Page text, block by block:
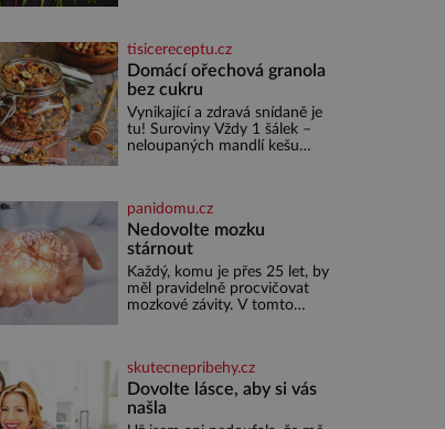
bílá, někdy dokonce téměř
černá. Až díky stovkám let
pečlivého šlechtění se z ní
stává zelenina, bez které si
českou zahradu ani
nedokážeme představit. Její
příběh je
tisicereceptu.cz
Domácí ořechová granola
bez cukru
Vynikající a zdravá snídaně je
tu! Suroviny Vždy 1 šálek –
neloupaných mandlí kešu
ovesných vloček 1 lžíce mlet
panidomu.cz
Nedovolte mozku
stárnout
Každý, komu je přes 25 let, by
měl pravidelně procvičovat
mozkové závity. V tomto
na jméno kolegy z práce.
Nebo marně v paměti lovíte
název knížky, kterou jste
nedávno přečetli. Je to
skutecnepribehy.cz
Dovolte lásce, aby si vás
našla